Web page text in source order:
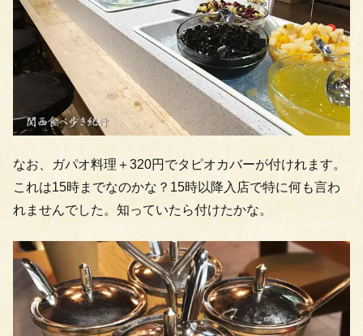
なお、ガパオ料理＋320円でタピオカバーが付けれます。
これは15時までなのかな？15時以降入店で特に何も言わ
れませんでした。知っていたら付けたかな。